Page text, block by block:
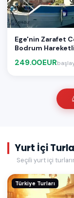
Ege'nin Zarafet
Bodrum
249.00EUR
Yurt İçi
Seçili yurt içi
Türkiye Turları